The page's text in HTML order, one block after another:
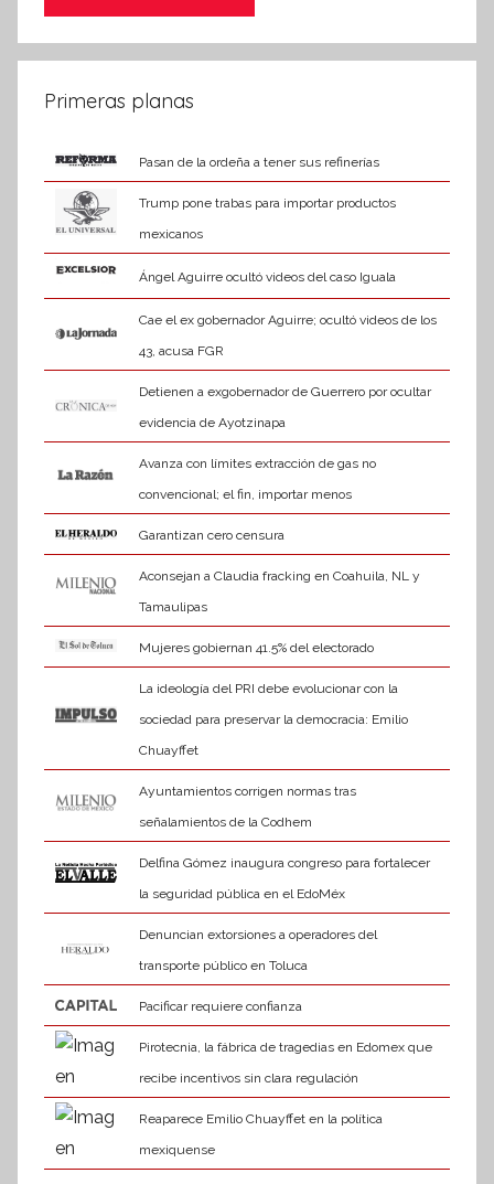
Primeras planas
Pasan de la ordeña a tener sus refinerías
Trump pone trabas para importar productos
mexicanos
Ángel Aguirre ocultó videos del caso Iguala
Cae el ex gobernador Aguirre; ocultó videos de los
43, acusa FGR
Detienen a exgobernador de Guerrero por ocultar
evidencia de Ayotzinapa
Avanza con límites extracción de gas no
convencional; el fin, importar menos
Garantizan cero censura
Aconsejan a Claudia fracking en Coahuila, NL y
Tamaulipas
Mujeres gobiernan 41.5% del electorado
La ideología del PRI debe evolucionar con la
sociedad para preservar la democracia: Emilio
Chuayffet
Ayuntamientos corrigen normas tras
señalamientos de la Codhem
Delfina Gómez inaugura congreso para fortalecer
la seguridad pública en el EdoMéx
Denuncian extorsiones a operadores del
transporte público en Toluca
Pacificar requiere confianza
Pirotecnia, la fábrica de tragedias en Edomex que
recibe incentivos sin clara regulación
Reaparece Emilio Chuayffet en la política
mexiquense